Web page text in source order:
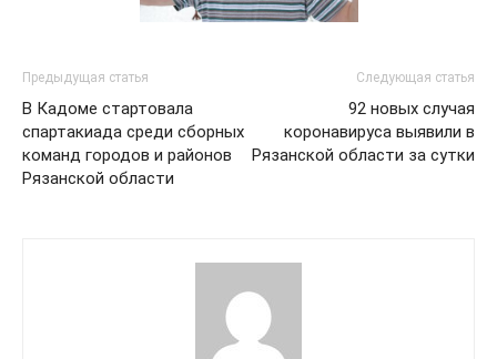
Предыдущая статья
В Кадоме стартовала
спартакиада среди сборных
команд городов и районов
Рязанской области
Следующая статья
92 новых случая
коронавируса выявили в
Рязанской области за сутки